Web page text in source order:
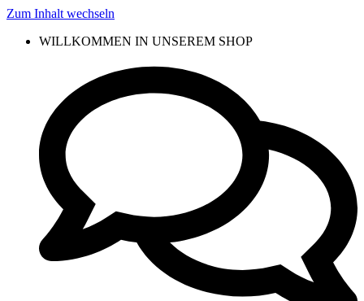
Zum Inhalt wechseln
WILLKOMMEN IN UNSEREM SHOP